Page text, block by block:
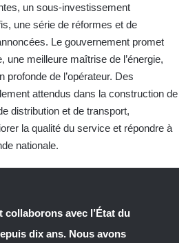
un sous-investissement
une série de réformes et de
Le gouvernement promet
une meilleure maîtrise de l’énergie,
profonde de l’opérateur. Des
attendus dans la construction de
distribution et de transport,
la qualité du service et répondre à
nationale.
collaborons avec l’État du
dix ans. Nous avons